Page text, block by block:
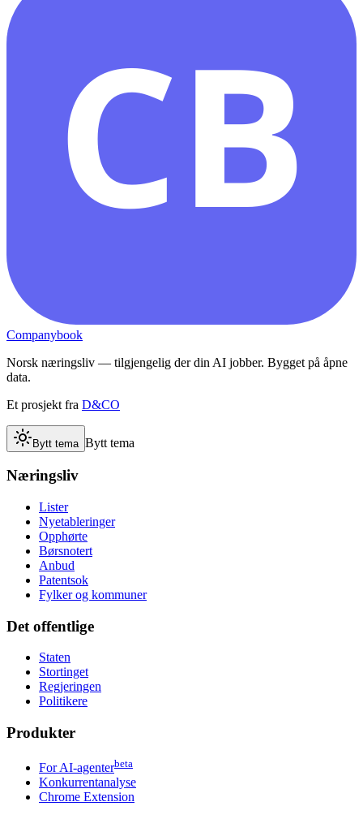
CB
Companybook
Norsk næringsliv — tilgjengelig der din AI jobber. Bygget på åpne
data.
Et prosjekt fra D&CO
Bytt tema Bytt tema
Næringsliv
Lister
Nyetableringer
Opphørte
Børsnotert
Anbud
Patentsok
Fylker og kommuner
Det offentlige
Staten
Stortinget
Regjeringen
Politikere
Produkter
For AI-agenterbeta
Konkurrentanalyse
Chrome Extension